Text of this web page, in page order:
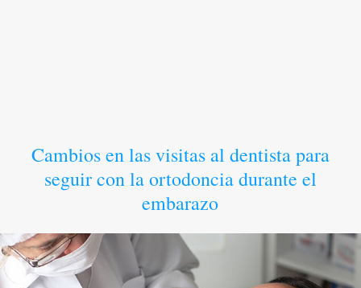
Cambios en las visitas al dentista para
seguir con la ortodoncia durante el
embarazo